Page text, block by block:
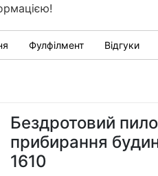
Фулфілмент Відгуки
Бездротовий
прибирання
1610